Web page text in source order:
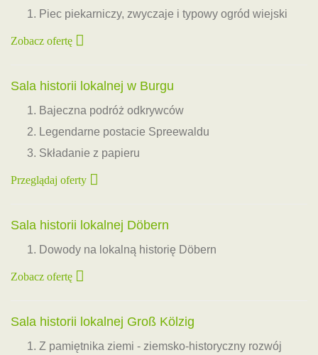
Piec piekarniczy, zwyczaje i typowy ogród wiejski
Zobacz ofertę
Sala historii lokalnej w Burgu
Bajeczna podróż odkrywców
Legendarne postacie Spreewaldu
Składanie z papieru
Przeglądaj oferty
Sala historii lokalnej Döbern
Dowody na lokalną historię Döbern
Zobacz ofertę
Sala historii lokalnej Groß Kölzig
Z pamiętnika ziemi - ziemsko-historyczny rozwój